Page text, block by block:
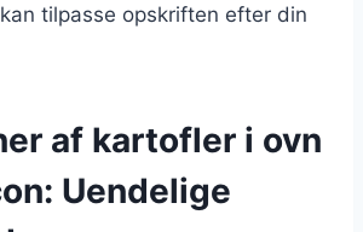
tilpasse opskriften efter din
af kartofler i ovn
Uendelige